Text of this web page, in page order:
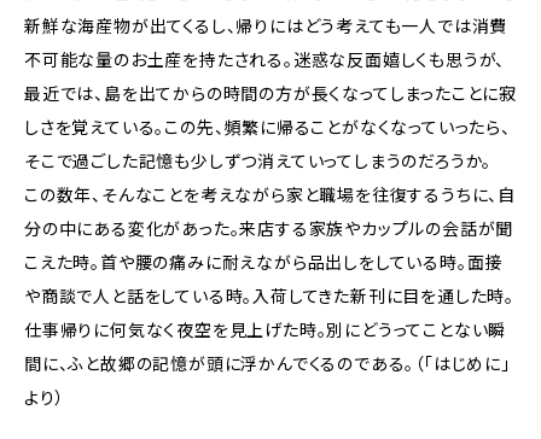
新鮮な海産物が出てくるし、帰りにはどう考えても一人では消費
不可能な量のお土産を持たされる。迷惑な反面嬉しくも思うが、
最近では、島を出てからの時間の方が長くなってしまったことに寂
しさを覚えている。この先、頻繁に帰ることがなくなっていったら、
そこで過ごした記憶も少しずつ消えていってしまうのだろうか。
この数年、そんなことを考えながら家と職場を往復するうちに、自
分の中にある変化があった。来店する家族やカップルの会話が聞
こえた時。首や腰の痛みに耐えながら品出しをしている時。面接
や商談で人と話をしている時。入荷してきた新刊に目を通した時。
仕事帰りに何気なく夜空を見上げた時。別にどうってことない瞬
間に、ふと故郷の記憶が頭に浮かんでくるのである。（「はじめに」
より）